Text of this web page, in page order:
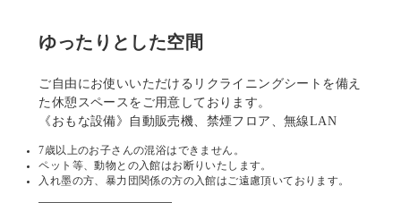
ゆったりとした空間
ご自由にお使いいただけるリクライニングシートを備え
た休憩スペースをご用意しております。
《おもな設備》自動販売機、禁煙フロア、無線LAN
7歳以上のお子さんの混浴はできません。
ペット等、動物との入館はお断りいたします。
入れ墨の方、暴力団関係の方の入館はご遠慮頂いております。